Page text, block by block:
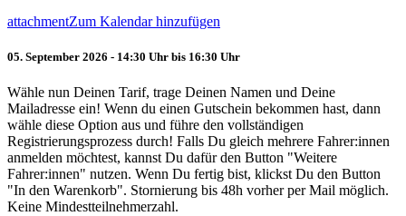
attachmentZum Kalendar hinzufügen
05. September 2026 - 14:30 Uhr bis 16:30 Uhr
Wähle nun Deinen Tarif, trage Deinen Namen und Deine
Mailadresse ein! Wenn du einen Gutschein bekommen hast, dann
wähle diese Option aus und führe den vollständigen
Registrierungsprozess durch! Falls Du gleich mehrere Fahrer:innen
anmelden möchtest, kannst Du dafür den Button "Weitere
Fahrer:innen" nutzen. Wenn Du fertig bist, klickst Du den Button
"In den Warenkorb". Stornierung bis 48h vorher per Mail möglich.
Keine Mindestteilnehmerzahl.